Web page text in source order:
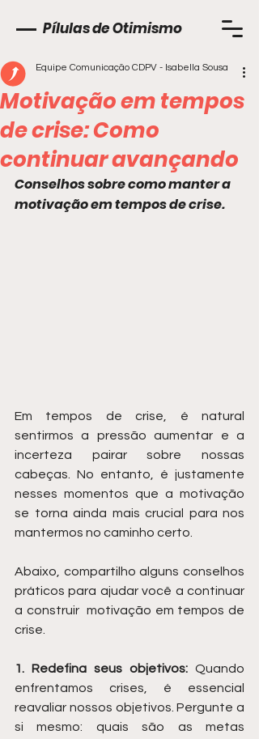
Pílulas de Otimismo
Motivação em tempos
de crise: Como
continuar avançando
Equipe Comunicação CDPV - Isabella Sousa
Conselhos sobre como manter a
motivação em tempos de crise.
Em tempos de crise, é natural
sentirmos a pressão aumentar e a
incerteza pairar sobre nossas
cabeças. No entanto, é justamente
nesses momentos que a motivação
se torna ainda mais crucial para nos
mantermos no caminho certo.
Abaixo, compartilho alguns conselhos
práticos para ajudar você a continuar
a construir  motivação em tempos de
crise.
1. Redefina seus objetivos: Quando
enfrentamos crises, é essencial
reavaliar nossos objetivos. Pergunte a
si mesmo: quais são as metas